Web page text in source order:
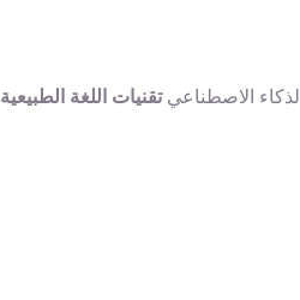
تقنيات اللغة الطبيعية